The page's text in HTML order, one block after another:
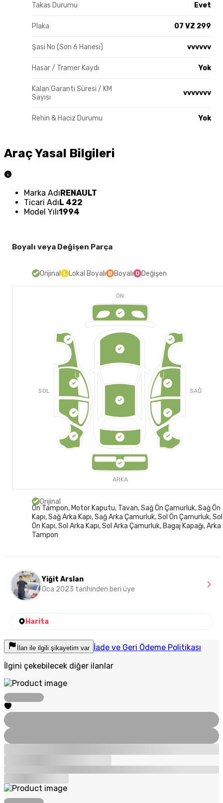
Takas Durumu Evet
Plaka 07 VZ 299
Şasi No (Son 6 Hanesi) vvvvvv
Hasar / Tramer Kaydı Yok
Kalan Garanti Süresi / KM
Sayısı
vvvvvvv
Rehin & Haciz Durumu Yok
Araç Yasal Bilgileri
Marka AdıRENAULT
Ticari AdıL 422
Model Yılı1994
Boyalı veya Değişen Parça
Orijinal L Lokal Boyalı B Boyalı D Değişen
ÖN
SOL SAĞ
ARKA
Orijinal
Ön Tampon, Motor Kaputu, Tavan, Sağ Ön Çamurluk, Sağ Ön
Kapı, Sağ Arka Kapı, Sağ Arka Çamurluk, Sol Ön Çamurluk, Sol
Ön Kapı, Sol Arka Kapı, Sol Arka Çamurluk, Bagaj Kapağı, Arka
Tampon
Yiğit Arslan
Oca 2023 tarihinden beri üye
Harita
İlan ile ilgili şikayetim var İade ve Geri Ödeme Politikası
İlgini çekebilecek diğer ilanlar